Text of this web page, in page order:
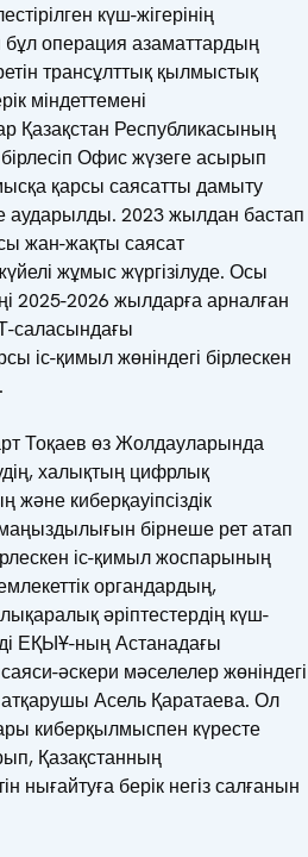
күш-жігерінің
операция азаматтардың
трансұлттық қылмыстық
міндеттемені
Қазақстан Республикасының
бірлесіп Офис жүзеге асырып
қарсы саясатты дамыту
аударылды. 2023 жылдан бастап
жан-жақты саясат
жұмыс жүргізілуде. Осы
2025-2026 жылдарға арналған
саласындағы
іс-қимыл жөніндегі бірлескен
Тоқаев өз Жолдауларында
халықтың цифрлық
киберқауіпсіздік
маңыздылығын бірнеше рет атап
іс-қимыл жоспарының
органдардың,
әріптестердің күш-
ЕҚЫҰ-ның Астанадағы
әскери мәселелер жөніндегі
атқарушы Асель Қаратаева. Ол
киберқылмыспен күресте
Қазақстанның
нығайтуға берік негіз салғанын